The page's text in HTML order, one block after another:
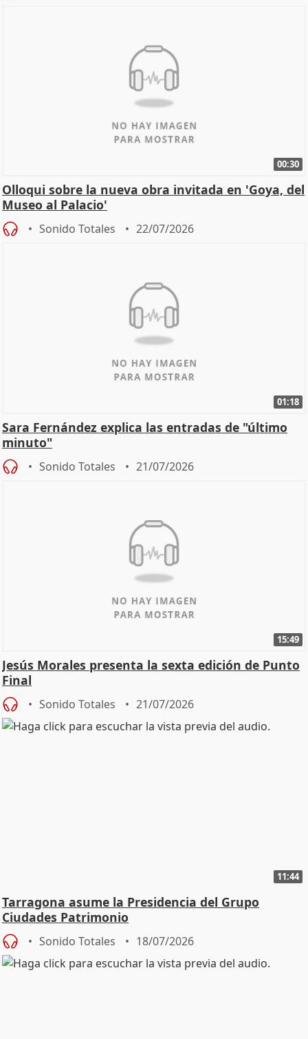
00:30
Olloqui sobre la nueva obra invitada en 'Goya, del
Museo al Palacio'
Sonido Totales 22/07/2026
01:18
Sara Fernández explica las entradas de "último
minuto"
Sonido Totales 21/07/2026
15:49
Jesús Morales presenta la sexta edición de Punto
Final
Sonido Totales 21/07/2026
11:44
Tarragona asume la Presidencia del Grupo
Ciudades Patrimonio
Sonido Totales 18/07/2026